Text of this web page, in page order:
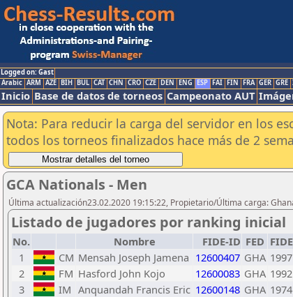
Logged on: Gast
Arabic ARM AZE BIH BUL CAT CHN CRO CZE DEN ENG ESP FAI FIN FRA GER GRE
Inicio Base de datos de torneos Campeonato AUT
Nota: Para reducir la carga del servidor en los
todos los torneos finalizados hace más de 2
GCA Nationals - Men
Última actualización23.02.2020 19:15:22, Propietario/Última carga:
Listado de jugadores por ranking inicial
No. Nombre FIDE-ID FED FIDE
1
CM Mensah Joseph Jamena 12600407 GHA 1997
2
FM Hasford John Kojo 12600083 GHA 1992
3
IM Anquandah Francis Eric 12600148 GHA 1974